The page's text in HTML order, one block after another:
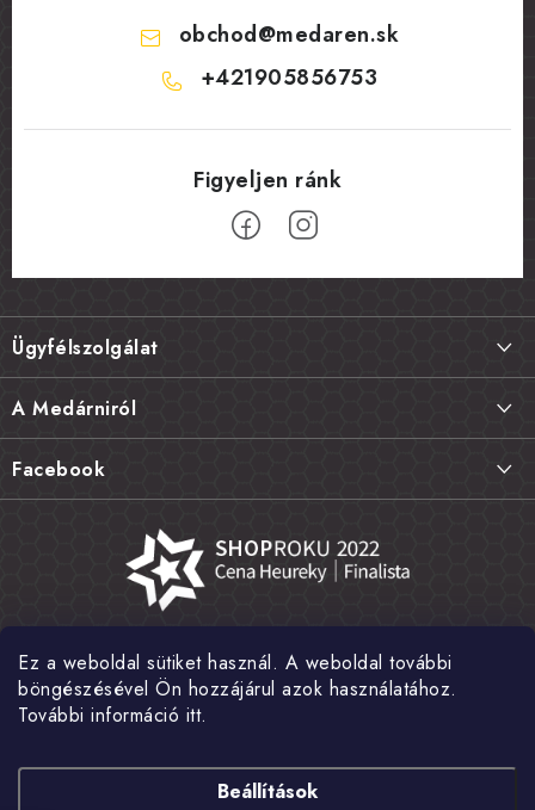
Ez a weboldal sütiket használ. A weboldal további
böngészésével Ön hozzájárul azok használatához.
További információ itt.
Beállítások
obchod@medaren.sk
+421905856753
L
á
b
l
é
c
Ügyfélszolgálat
Termékek visszaküldése, csere és reklamációk
Gyakori kérdések FAQ
Általános szerződési feltételek
Nagykereskedelem
A Medárniról
A mi történetünk
Fotógaléria
Hírek
Facebook